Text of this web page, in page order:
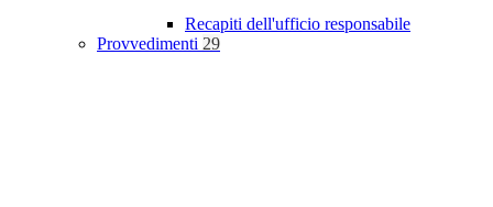
Recapiti dell'ufficio responsabile
Provvedimenti 29